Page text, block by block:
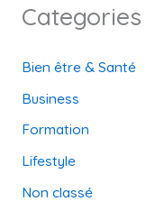
Categories
Bien être & Santé
Business
Formation
Lifestyle
Non classé